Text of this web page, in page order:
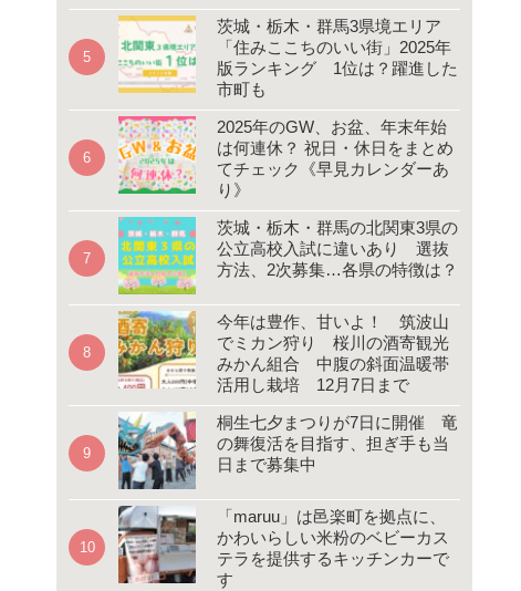
茨城・栃木・群馬3県境エリア
「住みここちのいい街」2025年
版ランキング 1位は？躍進した
市町も
2025年のGW、お盆、年末年始
は何連休？ 祝日・休日をまとめ
てチェック《早見カレンダーあ
り》
茨城・栃木・群馬の北関東3県の
公立高校入試に違いあり 選抜
方法、2次募集…各県の特徴は？
今年は豊作、甘いよ！ 筑波山
でミカン狩り 桜川の酒寄観光
みかん組合 中腹の斜面温暖帯
活用し栽培 12月7日まで
桐生七夕まつりが7日に開催 竜
の舞復活を目指す、担ぎ手も当
日まで募集中
「maruu」は邑楽町を拠点に、
かわいらしい米粉のベビーカス
テラを提供するキッチンカーで
す